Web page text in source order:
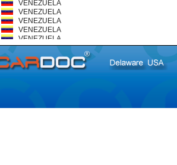
VENEZUELA
VENEZUELA
VENEZUELA
VENEZUELA
VENEZUELA